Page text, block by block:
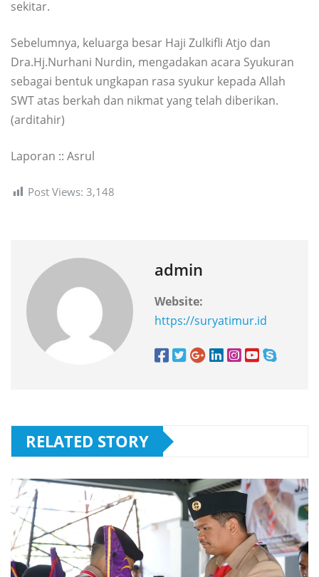
sekitar.
Sebelumnya, keluarga besar Haji Zulkifli Atjo dan
Dra.Hj.Nurhani Nurdin, mengadakan acara Syukuran
sebagai bentuk ungkapan rasa syukur kepada Allah
SWT atas berkah dan nikmat yang telah diberikan.
(arditahir)
Laporan :: Asrul
Post Views: 3,148
admin
Website:
https://suryatimur.id
RELATED STORY